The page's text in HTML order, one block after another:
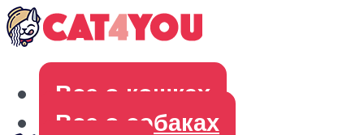
Все о кошках
Все о собаках